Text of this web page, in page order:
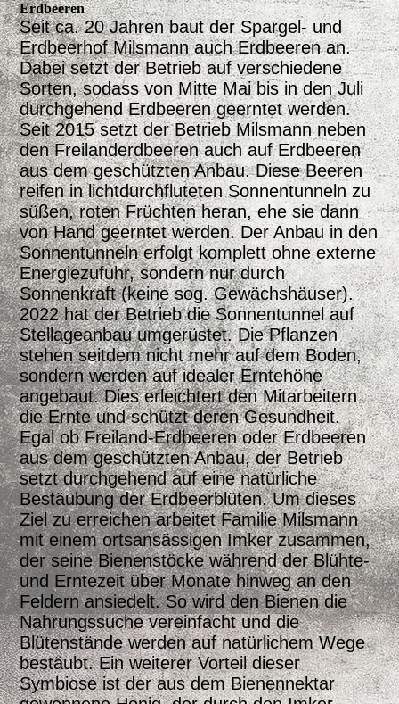
Erdbeeren
Seit ca. 20 Jahren baut der Spargel- und
Erdbeerhof Milsmann auch Erdbeeren an.
Dabei setzt der Betrieb auf verschiedene
Sorten, sodass von Mitte Mai bis in den Juli
durchgehend Erdbeeren geerntet werden.
Seit 2015 setzt der Betrieb Milsmann neben
den Freilanderdbeeren auch auf Erdbeeren
aus dem geschützten Anbau. Diese Beeren
reifen in lichtdurchfluteten Sonnentunneln zu
süßen, roten Früchten heran, ehe sie dann
von Hand geerntet werden. Der Anbau in den
Sonnentunneln erfolgt komplett ohne externe
Energiezufuhr, sondern nur durch
Sonnenkraft (keine sog. Gewächshäuser).
2022 hat der Betrieb die Sonnentunnel auf
Stellageanbau umgerüstet. Die Pflanzen
stehen seitdem nicht mehr auf dem Boden,
sondern werden auf idealer Erntehöhe
angebaut. Dies erleichtert den Mitarbeitern
die Ernte und schützt deren Gesundheit.
Egal ob Freiland-Erdbeeren oder Erdbeeren
aus dem geschützten Anbau, der Betrieb
setzt durchgehend auf eine natürliche
Bestäubung der Erdbeerblüten. Um dieses
Ziel zu erreichen arbeitet Familie Milsmann
mit einem ortsansässigen Imker zusammen,
der seine Bienenstöcke während der Blühte-
und Erntezeit über Monate hinweg an den
Feldern ansiedelt. So wird den Bienen die
Nahrungssuche vereinfacht und die
Blütenstände werden auf natürlichem Wege
bestäubt. Ein weiterer Vorteil dieser
Symbiose ist der aus dem Bienennektar